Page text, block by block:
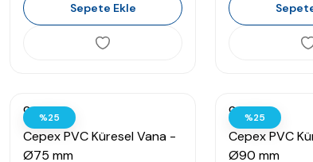
Sepete Ekle
%25
Cepex
Cepex PVC Küresel Vana -
Ø75 mm
%25
Cepex
Cepex PVC
Ø90 mm